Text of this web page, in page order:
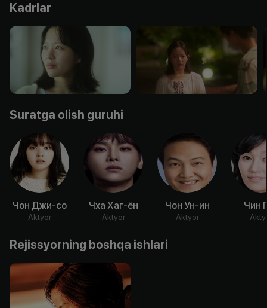
Kadrlar
Suratga olish guruhi
Чон Джи-со
Aktyor
Чха Хаг-ён
Aktyor
Чон Ун-ин
Aktyor
Чин
Rejissyorning boshqa ishlari